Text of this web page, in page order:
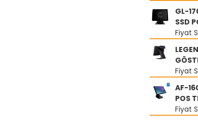
GL-
SSD
Fiyat
Fiyat
AF-
POS
Fiyat